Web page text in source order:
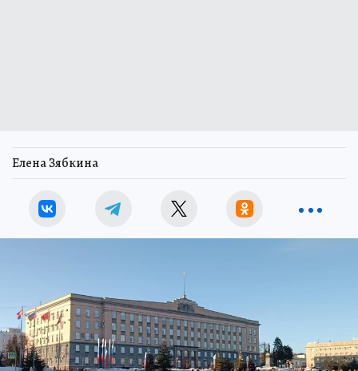
Елена Зябкина